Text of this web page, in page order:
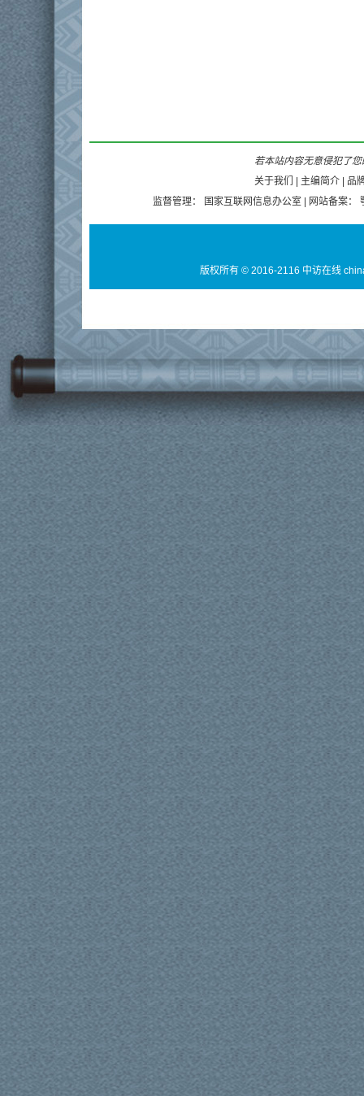
若本站内容无意侵犯了
关于我们
主编简介
品
监督管理：
国家互联网信息办公室 | 网站备案：
版权所有 © 2016-2116 中访在线